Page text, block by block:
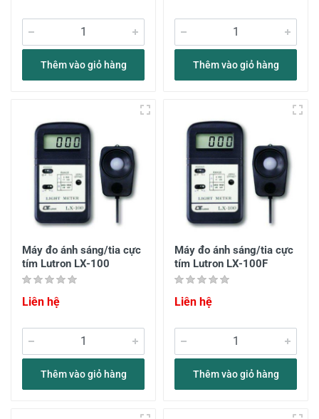
Thêm vào giỏ hàng Thêm vào giỏ hàng
Máy đo ánh sáng/tia cực
tím Lutron LX-100
Liên hệ
Thêm vào giỏ hàng
Máy đo ánh sáng/tia cực
tím Lutron LX-100F
Liên hệ
Thêm vào giỏ hàng